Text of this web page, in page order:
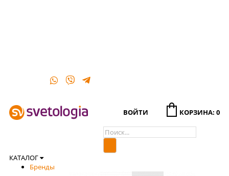
ВОЙТИ КОРЗИНА: 0
КАТАЛОГ
Бренды